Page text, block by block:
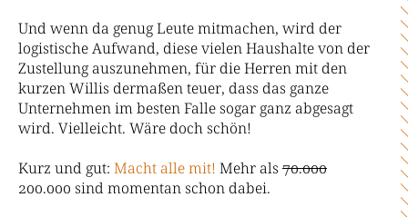
Und wenn da genug Leute mitmachen, wird der
logistische Aufwand, diese vielen Haushalte von der
Zustellung auszunehmen, für die Herren mit den
kurzen Willis dermaßen teuer, dass das ganze
Unternehmen im besten Falle sogar ganz abgesagt
wird. Vielleicht. Wäre doch schön!
Kurz und gut: Macht alle mit! Mehr als 70.000
200.000 sind momentan schon dabei.